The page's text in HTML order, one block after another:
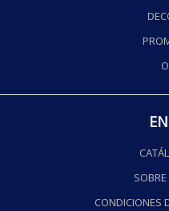
CONDICIONES